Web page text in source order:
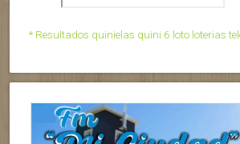
* Resultados quinielas quini 6 loto loterias